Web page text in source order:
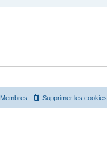
Supprimer les cookies
Membres